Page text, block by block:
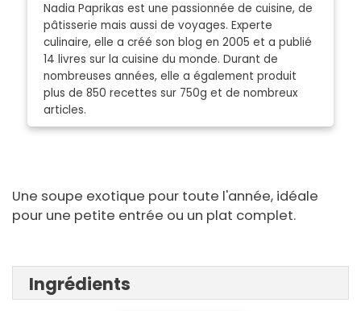
Nadia Paprikas est une passionnée de cuisine, de
pâtisserie mais aussi de voyages. Experte
culinaire, elle a créé son blog en 2005 et a publié
14 livres sur la cuisine du monde. Durant de
nombreuses années, elle a également produit
plus de 850 recettes sur 750g et de nombreux
articles.
Une soupe exotique pour toute l'année, idéale
pour une petite entrée ou un plat complet.
Ingrédients